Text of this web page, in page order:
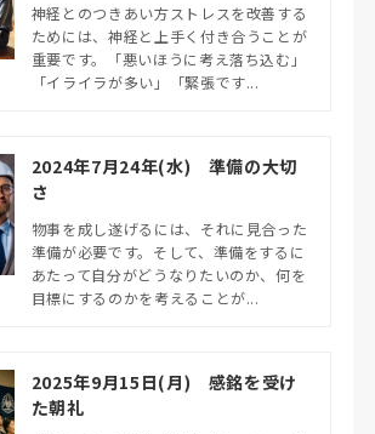
神経とのつきあい方ストレスを改善する
ためには、神経と上手く付き合うことが
重要です。「悪いほうに考え落ち込む」
「イライラが多い」「緊張です...
2024年7月24年(水) 準備の大切
さ
物事を成し遂げるには、それに見合った
準備が必要です。そして、準備をするに
あたって自分がどうなりたいのか、何を
目標にするのかを考えることが...
2025年9月15日(月) 感銘を受け
た朝礼